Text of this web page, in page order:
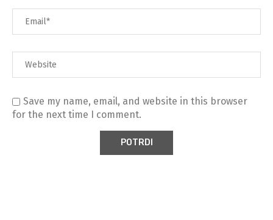
Save my name, email, and website in this browser
for the next time I comment.